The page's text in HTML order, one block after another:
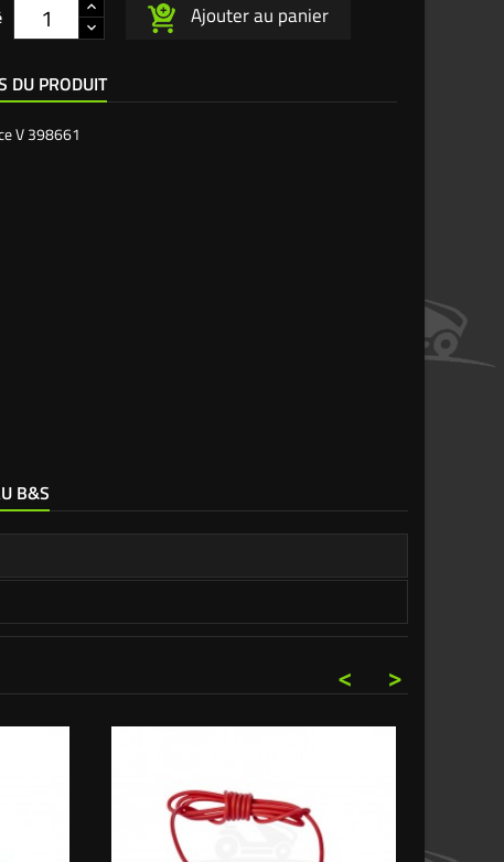
Ajouter au panier
DU PRODUIT
V 398661
B&S
>
<